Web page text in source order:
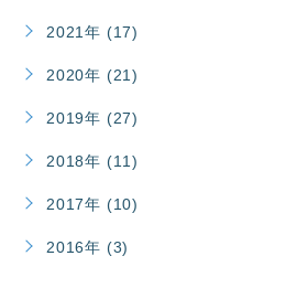
2021年 (17)
2020年 (21)
2019年 (27)
2018年 (11)
2017年 (10)
2016年 (3)